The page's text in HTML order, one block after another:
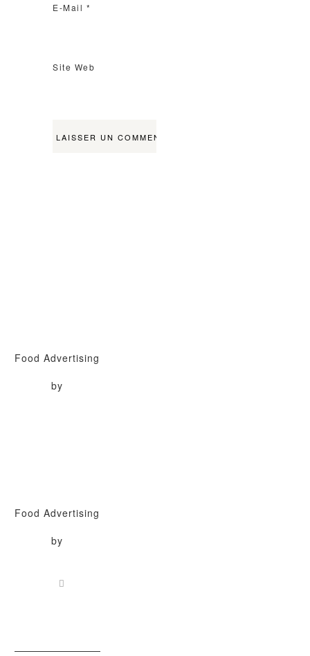
E-Mail *
Site Web
Food Advertising
by
Food Advertising
by